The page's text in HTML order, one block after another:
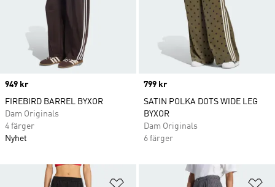
Price
949 kr
FIREBIRD BARREL BYXOR
Dam Originals
4 färger
Nyhet
Price
799 kr
SATIN POLKA DOTS WIDE LEG
BYXOR
Dam Originals
6 färger
Lägg till på önskelistan